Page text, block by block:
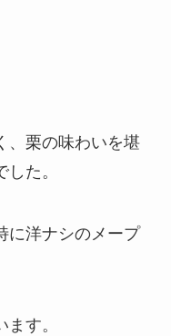
、栗の味わいを堪
た。
に洋ナシのメープ
す。